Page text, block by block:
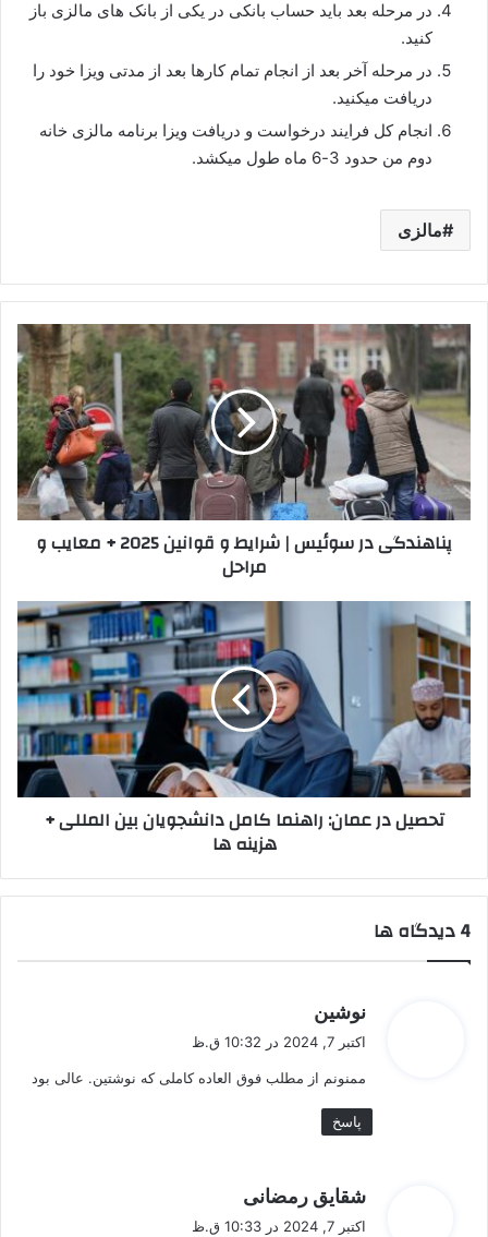
در مرحله بعد باید حساب بانکی در یکی از بانک های مالزی باز
کنید.
در مرحله آخر بعد از انجام تمام کارها بعد از مدتی ویزا خود را
دریافت میکنید.
انجام کل فرایند درخواست و دریافت ویزا برنامه مالزی خانه
دوم من حدود 3-6 ماه طول میکشد.
مالزی
پناهندگی
در
سوئیس
شرایط
قوانین
2025
+
معایب
پناهندگی در سوئیس | شرایط و قوانین 2025 + معایب و
مراحل
تحصیل
در
عمان:
راهنما
کامل
دانشجویان
بین‌
المللی
+
هزینهتحصیل در عمان: راهنما کامل دانشجویان بین‌ المللی +
هزینه ها
‫4 دیدگاه ها
نوشین
ف
:
اکتبر 7, 2024 در 10:32 ق.ظ
ممنونم از مطلب فوق العاده کاملی که نوشتین. عالی بود
پاسخ
شقایق رمضانی
ف
اکتبر 7, 2024 در 10:33 ق.ظ